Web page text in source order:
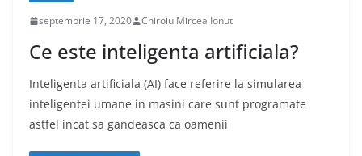
septembrie 17, 2020 Chiroiu Mircea Ionut
Ce este inteligenta artificiala?
Inteligenta artificiala (AI) face referire la simularea
inteligentei umane in masini care sunt programate
astfel incat sa gandeasca ca oamenii